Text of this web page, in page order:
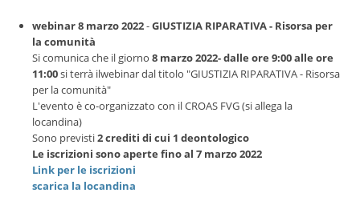
webinar 8 marzo 2022-GIUSTIZIA RIPARATIVA - Risorsa per
la comunità
Si comunica che il giorno 8 marzo 2022- dalle ore 9:00 alle ore
11:00si terrà ilwebinar dal titolo "GIUSTIZIA RIPARATIVA - Risorsa
per la comunità"
L'evento è co-organizzato con il CROAS FVG (si allega la
locandina)
Sono previsti2 crediti di cui 1 deontologico
Le iscrizioni sono aperte fino al 7 marzo 2022
Link per le iscrizioni
scarica la locandina